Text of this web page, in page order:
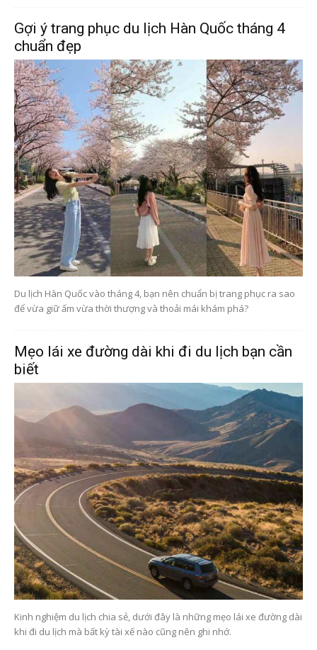
Gợi ý trang phục du lịch Hàn Quốc tháng 4
chuẩn đẹp
Du lịch Hàn Quốc vào tháng 4, bạn nên chuẩn bị trang phục ra sao
để vừa giữ ấm vừa thời thượng và thoải mái khám phá?
Mẹo lái xe đường dài khi đi du lịch bạn cần
biết
Kinh nghiệm du lịch chia sẻ, dưới đây là những mẹo lái xe đường dài
khi đi du lịch mà bất kỳ tài xế nào cũng nên ghi nhớ.